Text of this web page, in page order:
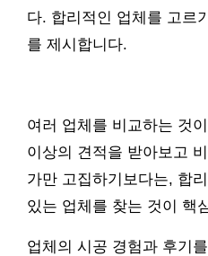
다. 합리적인 업체를 고르
를 제시합니다.
여러 업체를 비교하는 것
이상의 견적을 받아보고
가만 고집하기보다는, 합
있는 업체를 찾는 것이 핵
업체의 시공 경험과 후기